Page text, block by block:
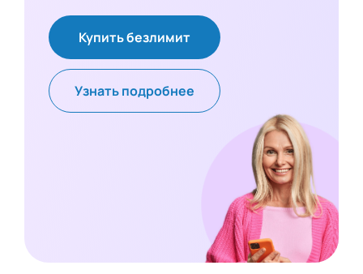
Купить безлимит
Узнать подробнее